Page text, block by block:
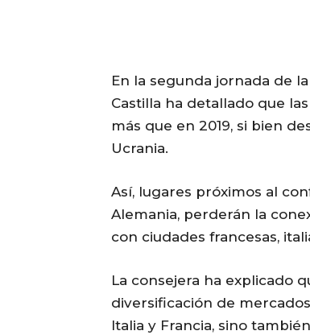
En la segunda jornada de
Castilla ha detallado que
más que en 2019, si bien
Ucrania.
Así, lugares próximos al
Alemania, perderán la
con ciudades francesas,
La consejera ha explicado
diversificación de
Italia y Francia, sino